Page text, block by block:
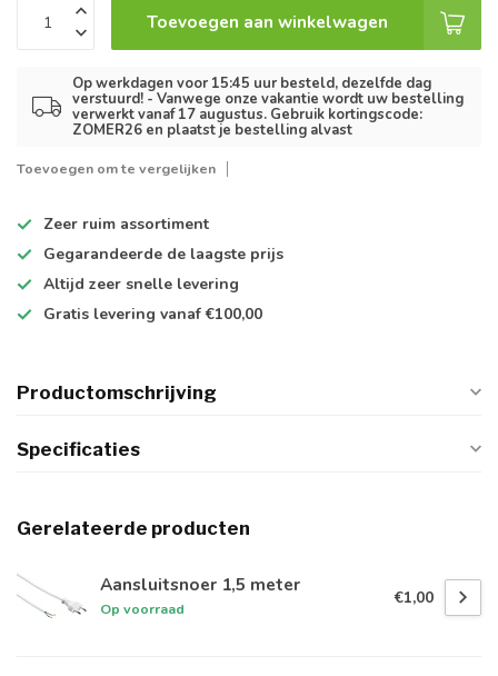
Toevoegen aan winkelwagen
Op werkdagen voor 15:45 uur besteld, dezelfde dag
verstuurd! - Vanwege onze vakantie wordt uw bestelling
verwerkt vanaf 17 augustus. Gebruik kortingscode:
ZOMER26 en plaatst je bestelling alvast
Toevoegen om te vergelijken
Zeer ruim assortiment
Gegarandeerde de laagste prijs
Altijd zeer snelle levering
Gratis levering vanaf €100,00
Productomschrijving
Specificaties
Gerelateerde producten
Aansluitsnoer 1,5 meter
Op voorraad
€1,00